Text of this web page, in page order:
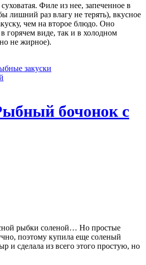
Филе из нее, запеченное в
лишний раз влагу не терять), вкусное
чем на второе блюдо. Оно
горячем виде, так и в холодном
не жирное).
закуски
бочонок с
рыбки соленой… Но простые
поэтому купила еще соленый
и сделала из всего этого простую, но